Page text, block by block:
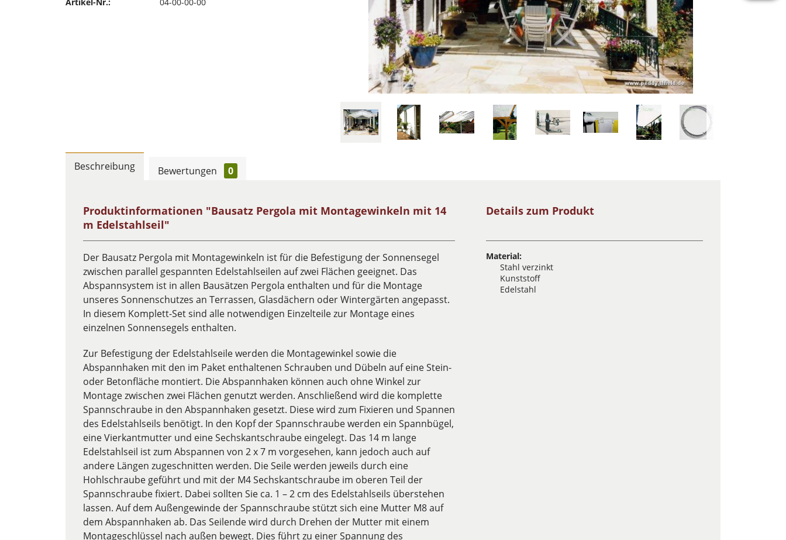
Beschreibung Bewertungen 0
Produktinformationen "Bausatz Pergola mit Montagewinkeln mit 14
m Edelstahlseil"
Der Bausatz Pergola mit Montagewinkeln ist für die Befestigung der Sonnensegel
zwischen parallel gespannten Edelstahlseilen auf zwei Flächen geeignet. Das
Abspannsystem ist in allen Bausätzen Pergola enthalten und für die Montage
unseres Sonnenschutzes an Terrassen, Glasdächern oder Wintergärten angepasst.
In diesem Komplett-Set sind alle notwendigen Einzelteile zur Montage eines
einzelnen Sonnensegels enthalten.
Zur Befestigung der Edelstahlseile werden die Montagewinkel sowie die
Abspannhaken mit den im Paket enthaltenen Schrauben und Dübeln auf eine Stein-
oder Betonfläche montiert. Die Abspannhaken können auch ohne Winkel zur
Montage zwischen zwei Flächen genutzt werden. Anschließend wird die komplette
Spannschraube in den Abspannhaken gesetzt. Diese wird zum Fixieren und Spannen
des Edelstahlseils benötigt. In den Kopf der Spannschraube werden ein Spannbügel,
eine Vierkantmutter und eine Sechskantschraube eingelegt. Das 14 m lange
Edelstahlseil ist zum Abspannen von 2 x 7 m vorgesehen, kann jedoch auch auf
andere Längen zugeschnitten werden. Die Seile werden jeweils durch eine
Hohlschraube geführt und mit der M4 Sechskantschraube im oberen Teil der
Spannschraube fixiert. Dabei sollten Sie ca. 1 – 2 cm des Edelstahlseils überstehen
lassen. Auf dem Außengewinde der Spannschraube stützt sich eine Mutter M8 auf
dem Abspannhaken ab. Das Seilende wird durch Drehen der Mutter mit einem
Montageschlüssel nach außen bewegt. Dies führt zu einer Spannung des
Details zum Produkt
Material:
Stahl verzinkt
Kunststoff
Edelstahl